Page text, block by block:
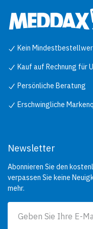
Kein
Kauf auf Rechnung für
Persönliche Beratung
Erschwingliche
Newsletter
Abonnieren Sie den
verpassen Sie keine
mehr.